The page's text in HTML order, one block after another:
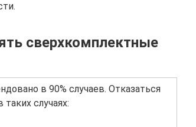
сверхкомплектные
в 90% случаев. Отказаться
случаях: